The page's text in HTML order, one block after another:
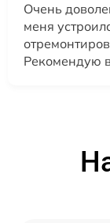
Очень
меня
Рекомендую